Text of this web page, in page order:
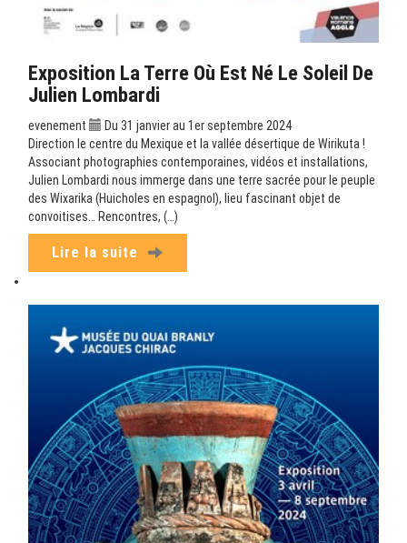
Exposition La Terre Où Est Né Le Soleil De
Julien Lombardi
evenement
Du 31 janvier au 1er septembre 2024
Direction le centre du Mexique et la vallée désertique de Wirikuta !
Associant photographies contemporaines, vidéos et installations,
Julien Lombardi nous immerge dans une terre sacrée pour le peuple
des Wixarika (Huicholes en espagnol), lieu fascinant objet de
convoitises… Rencontres, (…)
Lire la suite